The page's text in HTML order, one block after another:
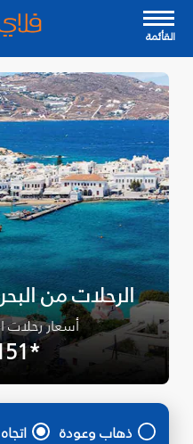
القأئمة
الرحلات من
أسعار رحلات
*BHD 151
ذهاب وعودة